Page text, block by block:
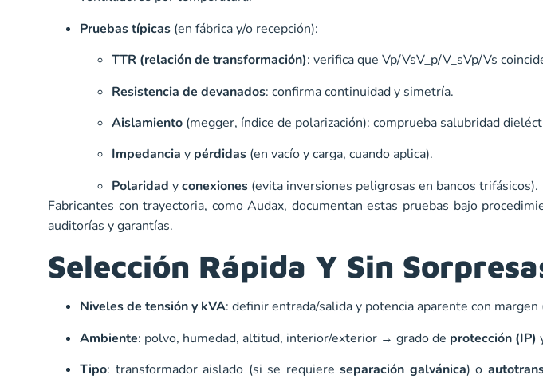
Pruebas típicas (en fábrica y/o recepción):
TTR (relación de transformación): verifica que Vp/VsV_p/V_sVp​/Vs​
Resistencia de devanados: confirma continuidad y simetría.
Aislamiento (megger, índice de polarización): comprueba salubridad
Impedancia y pérdidas (en vacío y carga, cuando aplica).
Polaridad yconexiones (evita inversiones peligrosas en bancos trifásicos).
Fabricantes con trayectoria, comoAudax, documentan estas pruebas bajo
auditorías y garantías.
Selección Rápida Y Sin
Niveles de tensión y kVA: definir entrada/salida y potencia aparente con
Ambiente: polvo, humedad, altitud, interior/exterior → grado de protección (IP)
Tipo: transformador aislado (si se requiere separación galvánica) o